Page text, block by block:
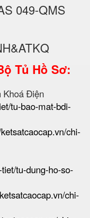
049-QMS
Tủ Hồ Sơ:
Khoá Điện
tu-bao-mat-bdi-
chi-
tu-dung-ho-so-
chi-